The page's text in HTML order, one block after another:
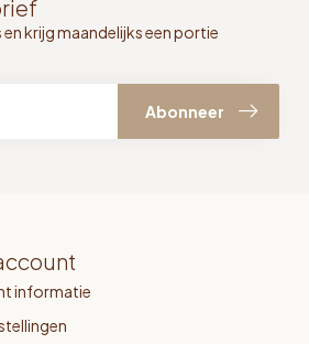
krijg maandelijks een portie
Abonneer
informatie